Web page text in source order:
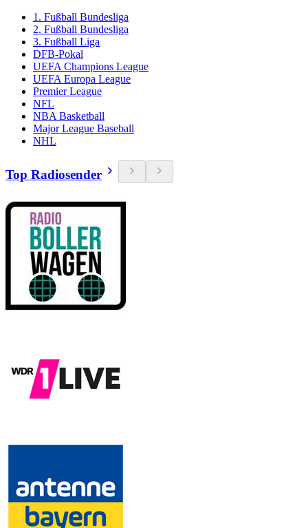
1. Fußball Bundesliga
2. Fußball Bundesliga
3. Fußball Liga
DFB-Pokal
UEFA Champions League
UEFA Europa League
Premier League
NFL
NBA Basketball
Major League Baseball
NHL
Top Radiosender